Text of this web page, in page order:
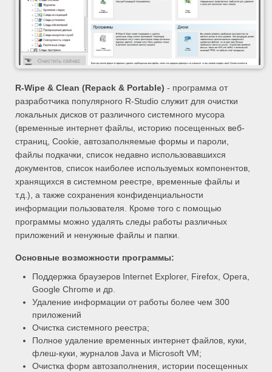
R-Wipe & Clean (Repack & Portable) - программа от
разработчика популярного R-Studio служит для очистки
локальных дисков от различного системного мусора
(временные интернет файлы, историю посещенных веб-
страниц, Cookie, автозаполняемые формы и пароли,
файлы подкачки, список недавно использовавшихся
документов, список наиболее используемых компонентов,
хранящихся в системном реестре, временные файлы и
т.д.), а также сохранения конфиденциальности
информации пользователя. Кроме того с помощью
программы можно удалять следы работы различных
приложений и ненужные файлы и папки.
Основные возможности программы:
Поддержка браузеров Internet Explorer, Firefox, Opera,
Google Chrome и др.
Удаление информации от работы более чем 300
приложений
Очистка системного реестра;
Полное удаление временных интернет файлов, куки,
флеш-куки, журналов Java и Microsoft VM;
Очистка форм автозаполнения, истории посещенных